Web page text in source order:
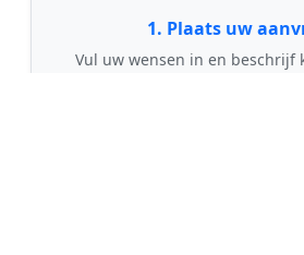
1. Plaats uw
Vul uw wensen in en beschrijf